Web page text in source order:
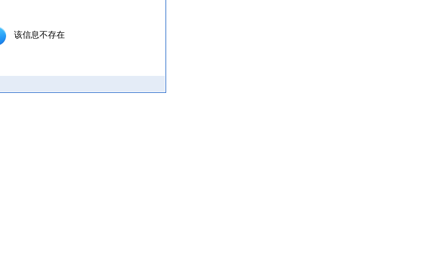
该信息不存在